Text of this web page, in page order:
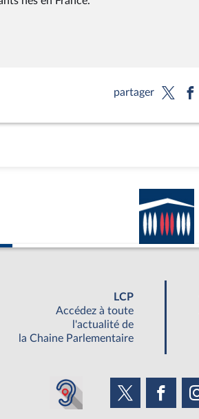
partager
LCP
Accédez à toute
l'actualité de
la Chaine Parlementaire